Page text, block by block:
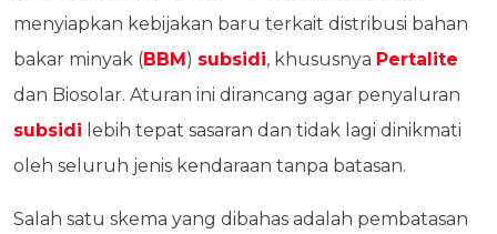
menyiapkan kebijakan baru terkait distribusi bahan
bakar minyak (BBM) subsidi, khususnya Pertalite
dan Biosolar. Aturan ini dirancang agar penyaluran
subsidi lebih tepat sasaran dan tidak lagi dinikmati
oleh seluruh jenis kendaraan tanpa batasan.
Salah satu skema yang dibahas adalah pembatasan